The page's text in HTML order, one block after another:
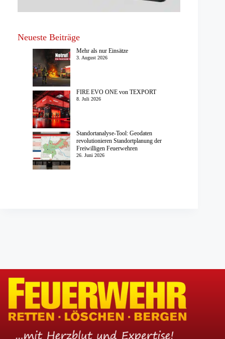
Neueste Beiträge
Mehr als nur Einsätze
3. August 2026
FIRE EVO ONE von TEXPORT
8. Juli 2026
Standortanalyse-Tool: Geodaten
revolutionieren Standortplanung der
Freiwilligen Feuerwehren
26. Juni 2026